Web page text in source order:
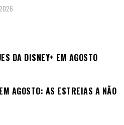
DA DISNEY+ EM AGOSTO
AGOSTO: AS ESTREIAS A NÃO